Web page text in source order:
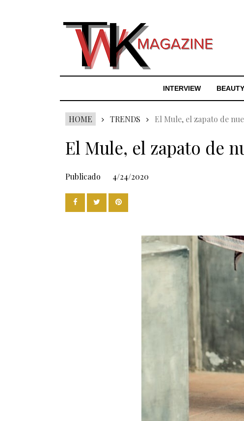
INTERVIEW
HOME TRENDS El Mule, el zapato de
El Mule, el zapato de
Publicado 4/24/2020